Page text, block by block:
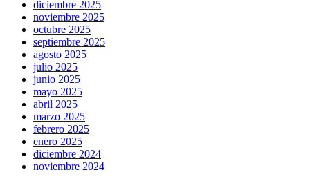
diciembre 2025
noviembre 2025
octubre 2025
septiembre 2025
agosto 2025
julio 2025
junio 2025
mayo 2025
abril 2025
marzo 2025
febrero 2025
enero 2025
diciembre 2024
noviembre 2024